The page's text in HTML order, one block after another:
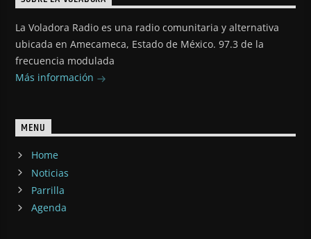
La Voladora Radio es una radio comunitaria y alternativa
ubicada en Amecameca, Estado de México. 97.3 de la
frecuencia modulada
Más información
MENU
Home
Noticias
Parrilla
Agenda